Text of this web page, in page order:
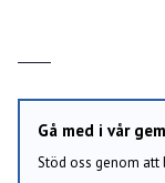
Gå med i vår
Stöd oss genom att